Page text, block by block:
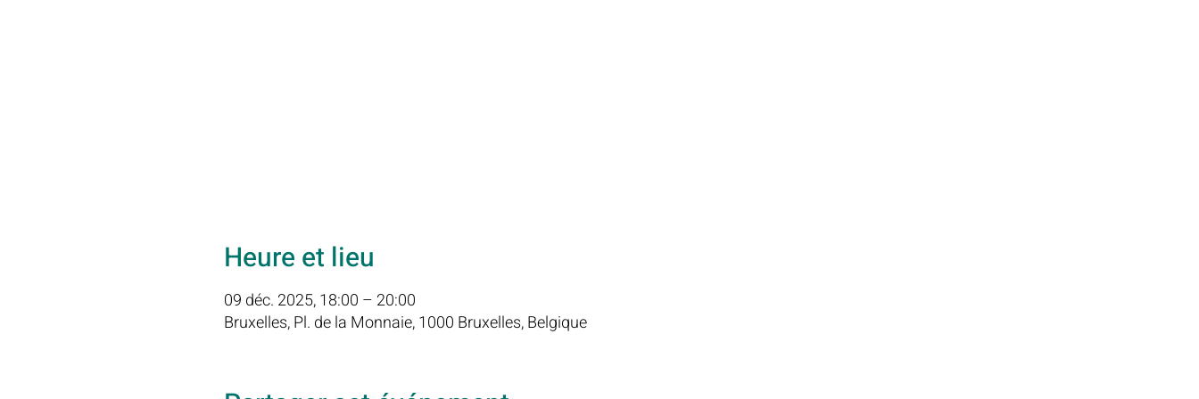
Heure et lieu
09 déc. 2025, 18:00 – 20:00
Bruxelles, Pl. de la Monnaie, 1000 Bruxelles, Belgique